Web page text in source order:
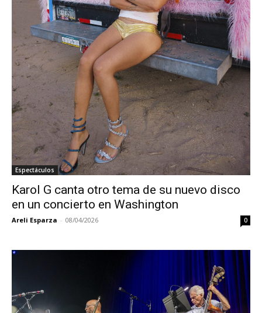
Espectáculos
Karol G canta otro tema de su nuevo disco
en un concierto en Washington
Areli Esparza - 08/04/2026 0